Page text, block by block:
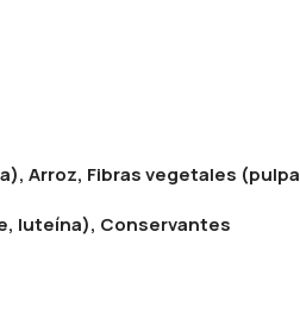
Arroz, Fibras vegetales (pulpa
luteína), Conservantes